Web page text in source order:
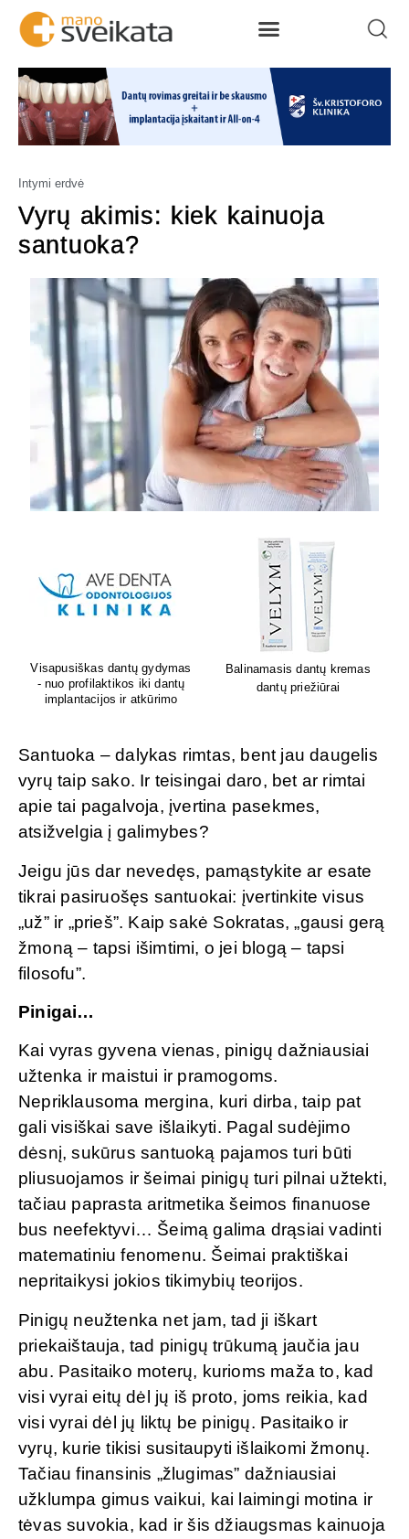
Intymi erdvė
Vyrų akimis: kiek kainuoja
santuoka?
Sėdėk geriau. Jauskis geriau
Lion's mane grybų papildai
smegenų veiklai
Santuoka – dalykas rimtas, bent jau daugelis
vyrų taip sako. Ir teisingai daro, bet ar rimtai
apie tai pagalvoja, įvertina pasekmes,
atsižvelgia į galimybes?
Jeigu jūs dar nevedęs, pamąstykite ar esate
tikrai pasiruošęs santuokai: įvertinkite visus
„už” ir „prieš”. Kaip sakė Sokratas, „gausi gerą
žmoną – tapsi išimtimi, o jei blogą – tapsi
filosofu”.
Pinigai…
Kai vyras gyvena vienas, pinigų dažniausiai
užtenka ir maistui ir pramogoms.
Nepriklausoma mergina, kuri dirba, taip pat
gali visiškai save išlaikyti. Pagal sudėjimo
dėsnį, sukūrus santuoką pajamos turi būti
pliusuojamos ir šeimai pinigų turi pilnai užtekti,
tačiau paprasta aritmetika šeimos finanuose
bus neefektyvi… Šeimą galima drąsiai vadinti
matematiniu fenomenu. Šeimai praktiškai
nepritaikysi jokios tikimybių teorijos.
Pinigų neužtenka net jam, tad ji iškart
priekaištauja, tad pinigų trūkumą jaučia jau
abu. Pasitaiko moterų, kurioms maža to, kad
visi vyrai eitų dėl jų iš proto, joms reikia, kad
visi vyrai dėl jų liktų be pinigų. Pasitaiko ir
vyrų, kurie tikisi susitaupyti išlaikomi žmonų.
Tačiau finansinis „žlugimas” dažniausiai
užklumpa gimus vaikui, kai laimingi motina ir
tėvas suvokia, kad ir šis džiaugsmas kainuoja